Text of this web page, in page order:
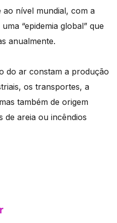
ao nível mundial, com a
“epidemia global” que
anualmente.
do ar constam a produção
os transportes, a
também de origem
de areia ou incêndios